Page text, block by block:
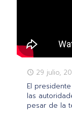
29 julio,
El
las
pesar de la